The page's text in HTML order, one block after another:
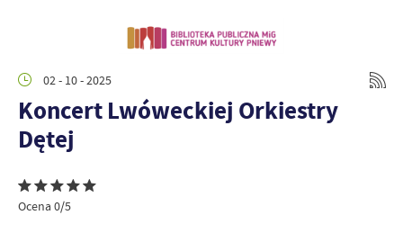
02 - 10 - 2025
Koncert Lwóweckiej Orkiestry
Dętej
Ocena 0/5